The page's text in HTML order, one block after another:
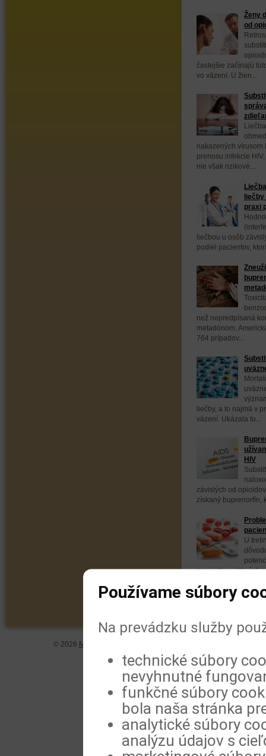
Ženy
od
častejšie začínajú
vo väzení. U žien...
nakazených
prenosu infekcie
nie však rizikové...
liečby
praxi
liečbou u osôb
podiel pacientov,
než nepredpísaná
metadónom.
764 prípadov...
liečby, a to najmä v
väzení. Ukázala to...
HIV
závislých od
získaný buprenorfín,
U
pacientov, u ktorých
© 2026 MeDitorial
Používame súbory
Na prevádzku služby
technické súbory
nevyhnutné
funkčné súbory
bola naša stránka
analytické súbory
analýzu údajov s